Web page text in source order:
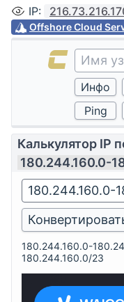
IP:
Offshore Cloud
Калькулятор IP
180.244.160.0-
180.244.160.0-
180.244.160.0/23